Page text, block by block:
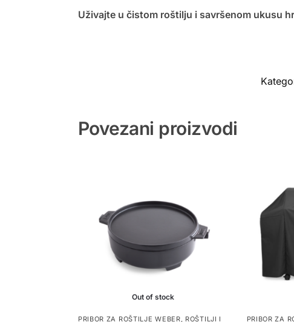
Uživajte u čistom roštilju i savršenom ukusu
Povezani proizvodi
Out of stock
PRIBOR ZA ROŠTILJE WEBER ROŠTILJI I PRIBOR ZA